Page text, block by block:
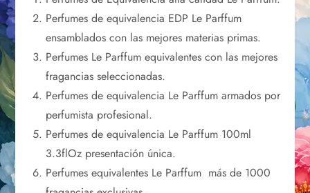
Perfumes de equivalencia EDP Le Parffum
ensamblados con las mejores materias primas.
Perfumes Le Parffum equivalentes con las mejores
fragancias seleccionadas.
Perfumes de equivalencia Le Parffum armados por
perfumista profesional.
Perfumes de equivalencia Le Parffum 100ml
3.3flOz presentación única.
Perfumes equivalentes Le Parffum más de 1000